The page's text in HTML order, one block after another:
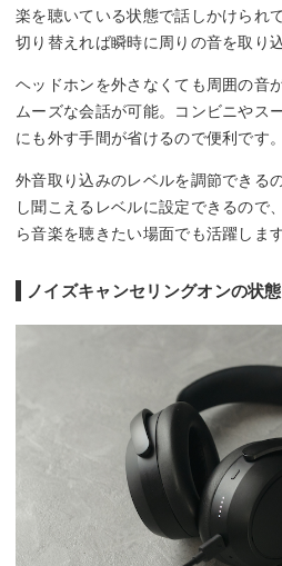
楽を聴いている状態で話しかけられ
切り替えれば瞬時に周りの音を取り
ヘッドホンを外さなくても周囲の音
ムーズな会話が可能。コンビニやス
にも外す手間が省けるので便利です。
外音取り込みのレベルを調節できる
し聞こえるレベルに設定できるので
ら音楽を聴きたい場面でも活躍します
ノイズキャンセリングオンの状